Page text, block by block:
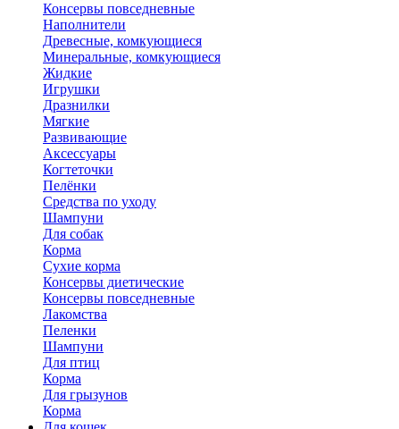
Консервы повседневные
Наполнители
Древесные, комкующиеся
Минеральные, комкующиеся
Жидкие
Игрушки
Дразнилки
Мягкие
Развивающие
Аксессуары
Когтеточки
Пелёнки
Средства по уходу
Шампуни
Для собак
Корма
Сухие корма
Консервы диетические
Консервы повседневные
Лакомства
Пеленки
Шампуни
Для птиц
Корма
Для грызунов
Корма